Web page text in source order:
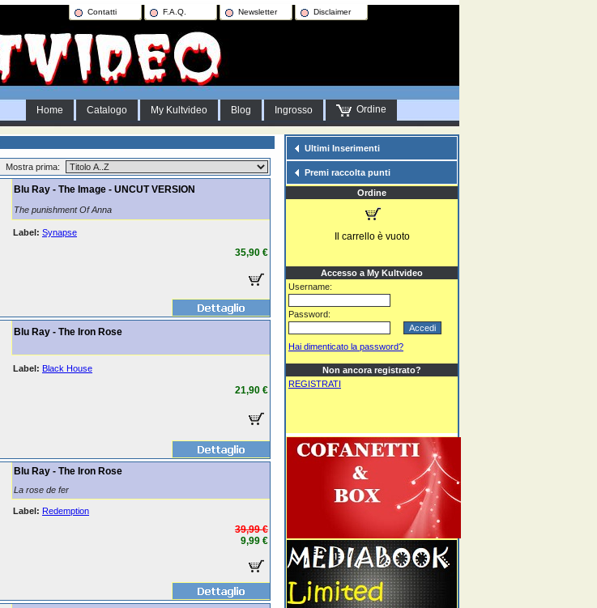
Contatti F.A.Q. Newsletter Disclaimer
Home Catalogo My Kultvideo Blog Ingrosso Ordine
Mostra prima:
Blu Ray - The Image - UNCUT VERSION
The punishment Of Anna
Label: Synapse
35,90 €
Blu Ray - The Iron Rose
Label: Black House
21,90 €
Blu Ray - The Iron Rose
La rose de fer
Label: Redemption
39,99 €
9,99 €
Ultimi Inserimenti
Premi raccolta punti
Ordine
Il carrello è vuoto
Accesso a My Kultvideo
Username:
Password:
Hai dimenticato la password?
Non ancora registrato?
REGISTRATI